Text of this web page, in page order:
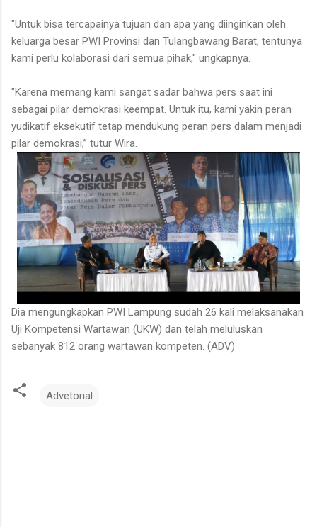
"Untuk bisa tercapainya tujuan dan apa yang diinginkan oleh
keluarga besar PWI Provinsi dan Tulangbawang Barat, tentunya
kami perlu kolaborasi dari semua pihak," ungkapnya.
"Karena memang kami sangat sadar bahwa pers saat ini
sebagai pilar demokrasi keempat. Untuk itu, kami yakin peran
yudikatif eksekutif tetap mendukung peran pers dalam menjadi
pilar demokrasi,” tutur Wira.
Dia mengungkapkan PWI Lampung sudah 26 kali melaksanakan
Uji Kompetensi Wartawan (UKW) dan telah meluluskan
sebanyak 812 orang wartawan kompeten. (ADV)
Advetorial